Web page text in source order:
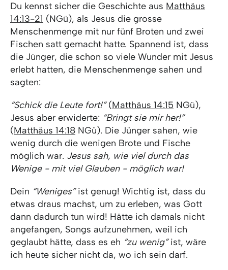
Du kennst sicher die Geschichte aus Matthäus
14:13-21 (NGü), als Jesus die grosse
Menschenmenge mit nur fünf Broten und zwei
Fischen satt gemacht hatte. Spannend ist, dass
die Jünger, die schon so viele Wunder mit Jesus
erlebt hatten, die Menschenmenge sahen und
sagten:
“Schick die Leute fort!”(Matthäus 14:15 NGü),
Jesus aber erwiderte: “Bringt sie mir her!”
(Matthäus 14:18 NGü). Die Jünger sahen, wie
wenig durch die wenigen Brote und Fische
möglich war. Jesus sah, wie viel durch das
Wenige - mit viel Glauben - möglich war!
Dein “Weniges”ist genug! Wichtig ist, dass du
etwas draus machst, um zu erleben, was Gott
dann dadurch tun wird! Hätte ich damals nicht
angefangen, Songs aufzunehmen, weil ich
geglaubt hätte, dass es eh “zu wenig”ist, wäre
ich heute sicher nicht da, wo ich sein darf.